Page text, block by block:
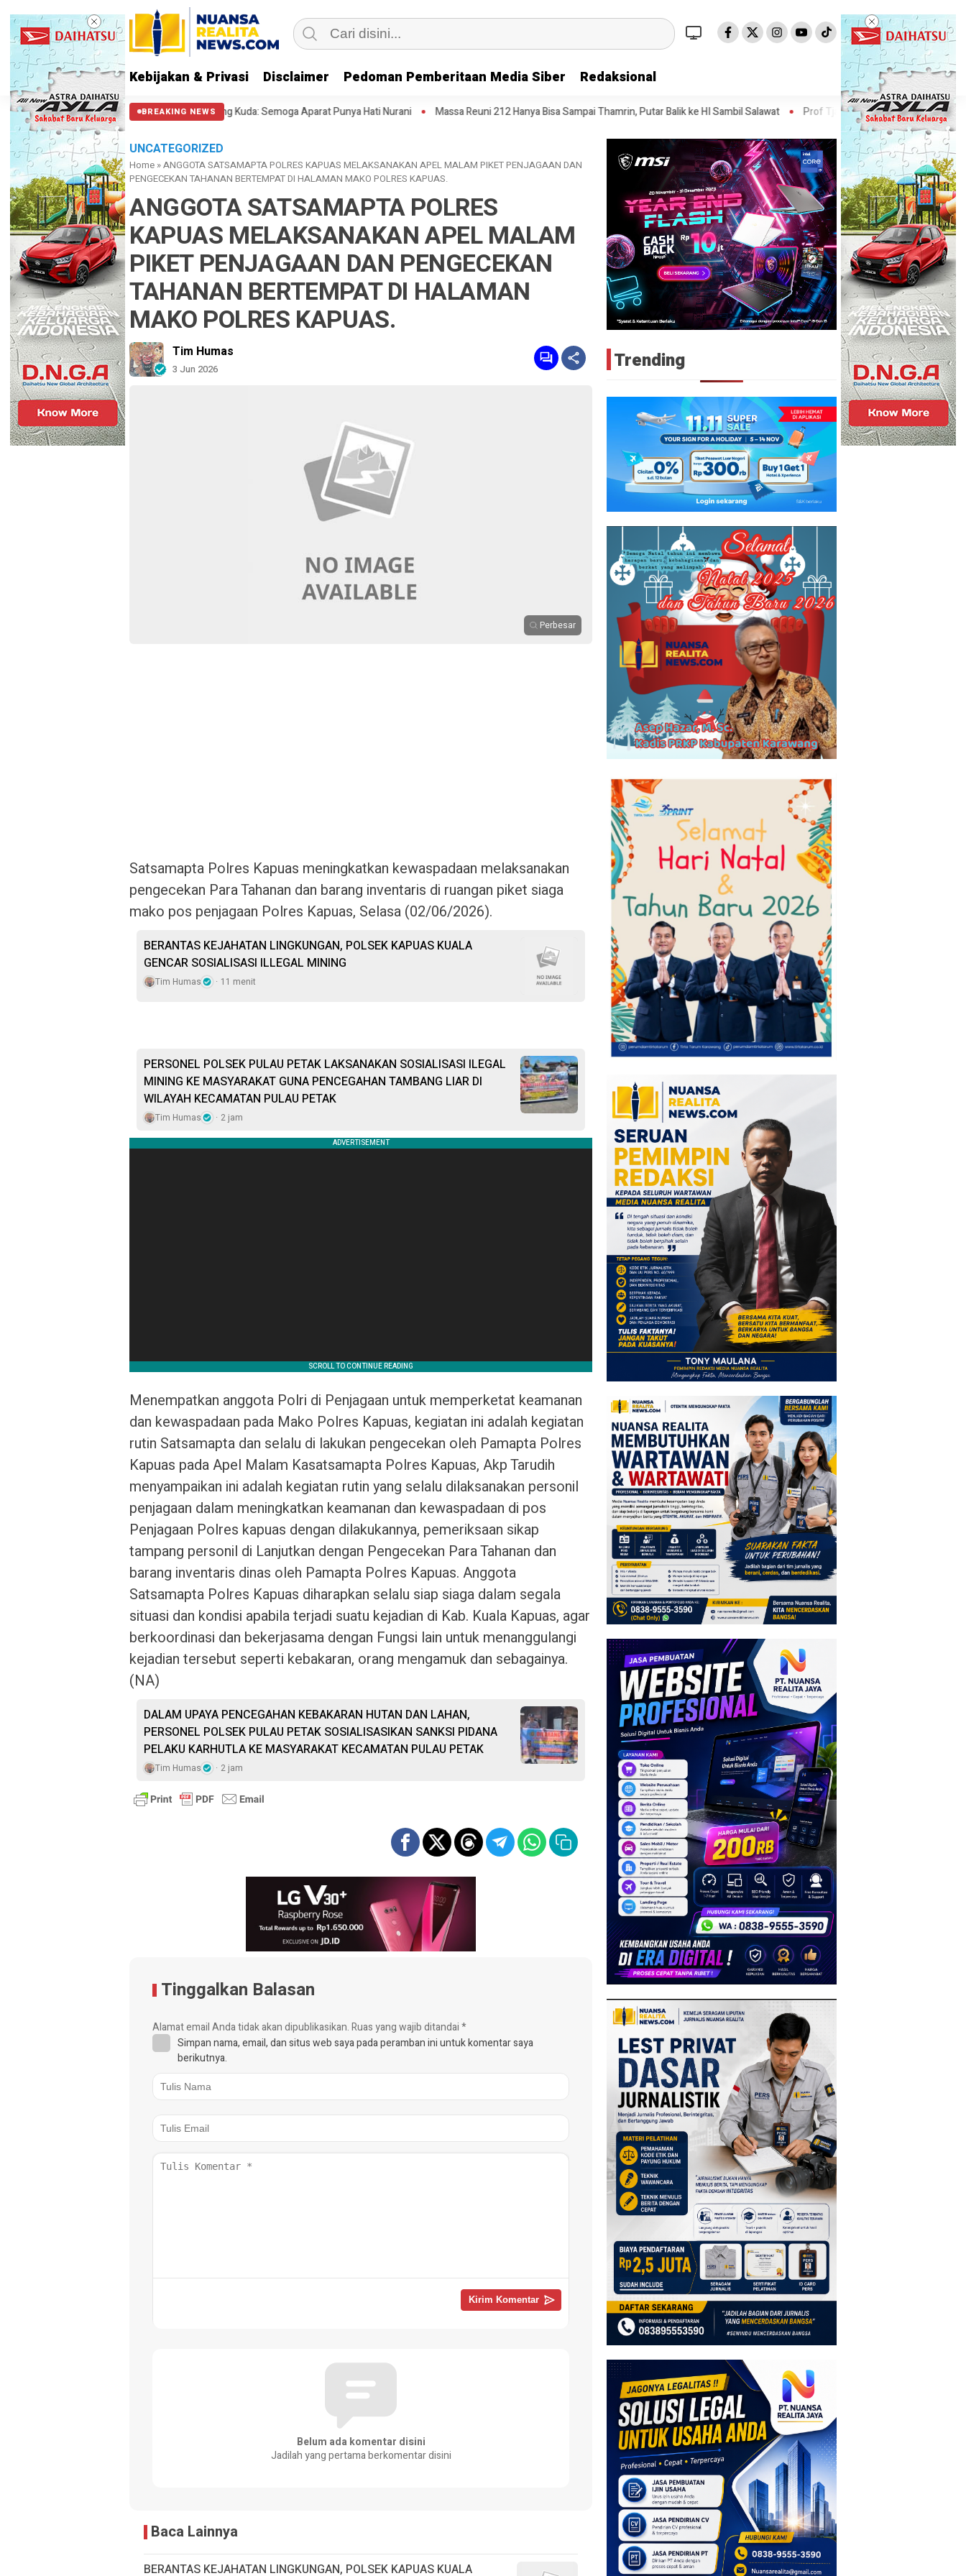
Kebijakan & Privasi Disclaimer Pedoman Pemberitaan Media Siber Redaksional
BREAKING NEWS
Polisi Halangi Massa di Patung Kuda: Semoga Aparat Punya Hati Nurani Massa Reuni 212 Hanya Bisa Sampai Thamrin, Putar Balik ke HI Sambil Salawat Prof Tjandra: Varian Omicron Mungkin Berdampak pada
UNCATEGORIZED
Home »ANGGOTA SATSAMAPTA POLRES KAPUAS MELAKSANAKAN APEL MALAM PIKET PENJAGAAN DAN
PENGECEKAN TAHANAN BERTEMPAT DI HALAMAN MAKO POLRES KAPUAS.
ANGGOTA SATSAMAPTA POLRES
KAPUAS MELAKSANAKAN APEL MALAM
PIKET PENJAGAAN DAN PENGECEKAN
TAHANAN BERTEMPAT DI HALAMAN
MAKO POLRES KAPUAS.
Tim Humas
3 Jun 2026
Perbesar
Satsamapta Polres Kapuas meningkatkan kewaspadaan melaksanakan
pengecekan Para Tahanan dan barang inventaris di ruangan piket siaga
mako pos penjagaan Polres Kapuas, Selasa (02/06/2026).
BERANTAS KEJAHATAN LINGKUNGAN, POLSEK KAPUAS KUALA
GENCAR SOSIALISASI ILLEGAL MINING
Tim Humas 11 menit
PERSONEL POLSEK PULAU PETAK LAKSANAKAN SOSIALISASI ILEGAL
MINING KE MASYARAKAT GUNA PENCEGAHAN TAMBANG LIAR DI
WILAYAH KECAMATAN PULAU PETAK
Tim Humas 2 jam
Menempatkan anggota Polri di Penjagaan untuk memperketat keamanan
dan kewaspadaan pada Mako Polres Kapuas, kegiatan ini adalah kegiatan
rutin Satsamapta dan selalu di lakukan pengecekan oleh Pamapta Polres
Kapuas pada Apel Malam Kasatsamapta Polres Kapuas, Akp Tarudih
menyampaikan ini adalah kegiatan rutin yang selalu dilaksanakan personil
penjagaan dalam meningkatkan keamanan dan kewaspadaan di pos
Penjagaan Polres kapuas dengan dilakukannya, pemeriksaan sikap
tampang personil di Lanjutkan dengan Pengecekan Para Tahanan dan
barang inventaris dinas oleh Pamapta Polres Kapuas. Anggota
Satsamapta Polres Kapuas diharapkan selalu siap siaga dalam segala
situasi dan kondisi apabila terjadi suatu kejadian di Kab. Kuala Kapuas, agar
berkoordinasi dan bekerjasama dengan Fungsi lain untuk menanggulangi
kejadian tersebut seperti kebakaran, orang mengamuk dan sebagainya.
(NA)
DALAM UPAYA PENCEGAHAN KEBAKARAN HUTAN DAN LAHAN,
PERSONEL POLSEK PULAU PETAK SOSIALISASIKAN SANKSI PIDANA
PELAKU KARHUTLA KE MASYARAKAT KECAMATAN PULAU PETAK
Tim Humas 2 jam
Tinggalkan Balasan
Alamat email Anda tidak akan dipublikasikan.Ruas yang wajib ditandai*
Simpan nama, email, dan situs web saya pada peramban ini untuk komentar saya
berikutnya.
Belum ada komentar disini
Jadilah yang pertama berkomentar disini
Baca Lainnya
BERANTAS KEJAHATAN LINGKUNGAN, POLSEK KAPUAS KUALA
Trending